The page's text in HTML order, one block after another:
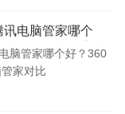
电脑管家哪个
腾讯电脑管家对
脑管家哪个好？360
家对比